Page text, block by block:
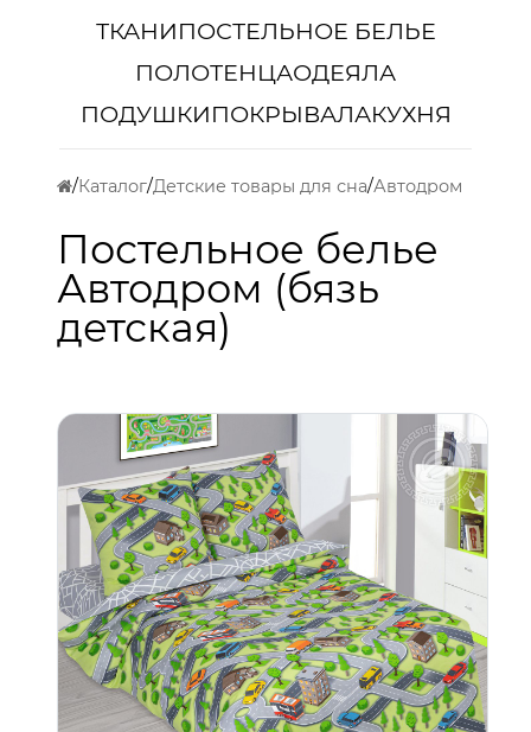
ТКАНИПОСТЕЛЬНОЕ БЕЛЬЕ
ПОЛОТЕНЦАОДЕЯЛА
ПОДУШКИПОКРЫВАЛАКУХНЯ
Каталог Детские товары для сна Автодром
Постельное белье
Автодром (бязь
детская)